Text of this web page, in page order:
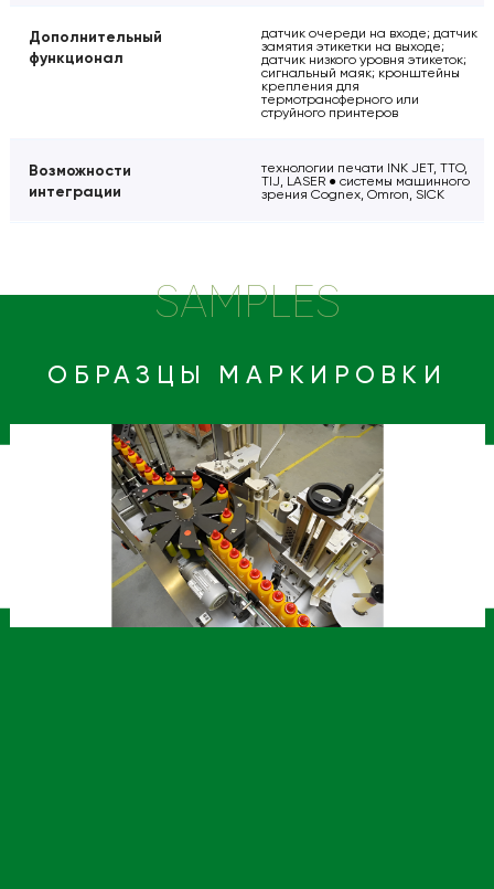
Дополнительный
функционал
датчик очереди на входе; датчик
замятия этикетки на выходе;
датчик низкого уровня этикеток;
сигнальный маяк; кронштейны
крепления для
термотрансферного или
струйного принтеров
Возможности
интеграции
технологии печати INK JET, TTO,
TIJ, LASER ● системы машинного
зрения Cognex, Omron, SICK
SAMPLES
ОБРАЗЦЫ МАРКИРОВКИ